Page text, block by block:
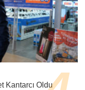
Kantarcı Oldu